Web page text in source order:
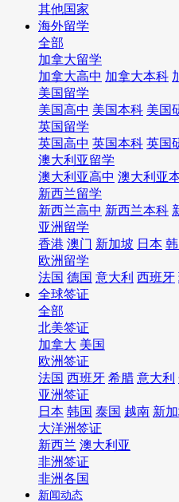
其他国家
海外留学
全部
加拿大留学
加拿大高中 加拿大本科
美国留学
美国高中 美国本科 美国
英国留学
英国高中 英国本科 英国
澳大利亚留学
澳大利亚高中 澳大利亚
新西兰留学
新西兰高中 新西兰本科
亚洲留学
香港 澳门 新加坡 日本
欧洲留学
法国 德国 意大利 西班牙
全球签证
全部
北美签证
加拿大 美国
欧洲签证
法国 西班牙 希腊 意大利
亚洲签证
日本 韩国 泰国 越南 新
大洋洲签证
新西兰 澳大利亚
非洲签证
非洲各国
新闻动态